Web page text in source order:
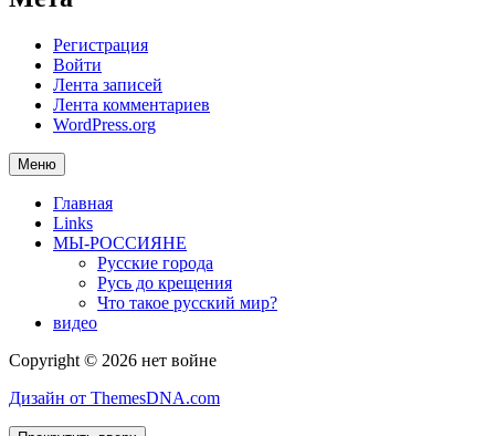
Регистрация
Войти
Лента записей
Лента комментариев
WordPress.org
Меню
Главная
Links
МЫ-РОССИЯНЕ
Русские города
Русь до крещения
Что такое русский мир?
видео
Copyright © 2026 нет войне
Дизайн от ThemesDNA.com